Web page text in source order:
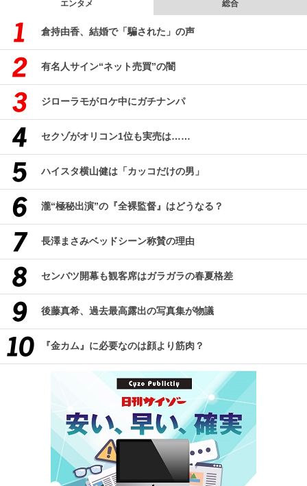
エンタメ 総合
倉持由香、結婚で「騙された」の声
有名人サイン“ネット売買”の闇
ジローラモがロケ中にガチナンパ
セクゾがオリコン1位も実売は……
ハイスタ横山健は「カッコだけの男」
瀧“極秘出演”の『全裸監督』はどうなる？
長澤まさみベッドシーン称賛の理由
センバツ開幕も観客席はガラガラの春夏格差
後藤真希、過去最高露出の写真集が物議
『金カム』に必要なのは顔より筋肉？